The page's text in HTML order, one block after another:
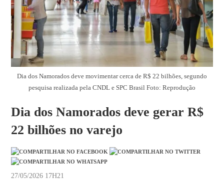
Dia dos Namorados deve movimentar cerca de R$ 22 bilhões, segundo
pesquisa realizada pela CNDL e SPC Brasil Foto: Reprodução
Dia dos Namorados deve gerar R$
22 bilhões no varejo
27/05/2026 17H21